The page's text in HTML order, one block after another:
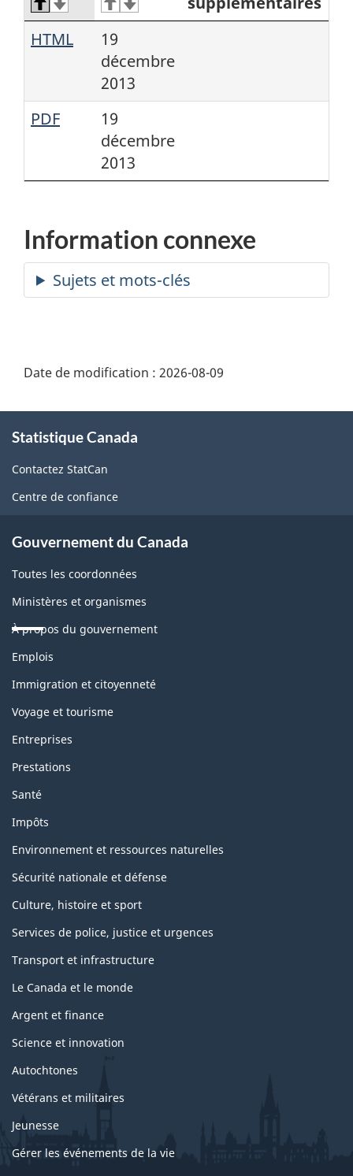
HTML
19
décembre
2013
PDF
19
décembre
2013
Information connexe
Date de modification : 2026-08-09
propos
de
ce
Statistique Canada
Contactez StatCan
Centre de confiance
Gouvernement du Canada
Toutes les coordonnées
Ministères et organismes
À propos du gouvernement
Thèmes
sujets
Emplois
Immigration et citoyenneté
Voyage et tourisme
Entreprises
Prestations
Santé
Impôts
Environnement et ressources naturelles
Sécurité nationale et défense
Culture, histoire et sport
Services de police, justice et urgences
Transport et infrastructure
Le Canada et le monde
Argent et finance
Science et innovation
Autochtones
Vétérans et militaires
Jeunesse
Gérer les événements de la vie